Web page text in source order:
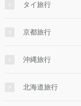
タイ旅行
京都旅行
沖縄旅行
北海道旅行